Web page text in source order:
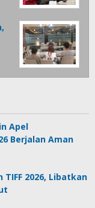
Apel
Berjalan Aman
2026, Libatkan